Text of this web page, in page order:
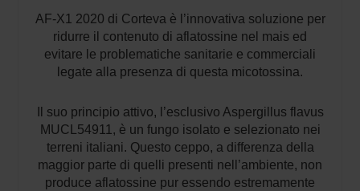
AF-X1 2020 di Corteva è l’innovativa soluzione per
ridurre il contenuto di aflatossine nel mais ed
evitare le problematiche sanitarie e commerciali
legate alla presenza di questa micotossina.
Il suo principio attivo, l’esclusivo Aspergillus flavus
MUCL54911, è un fungo isolato e selezionato nei
terreni italiani. Questo ceppo, a differenza della
maggior parte di quelli presenti nell’ambiente, non
produce aflatossine pur essendo estremamente